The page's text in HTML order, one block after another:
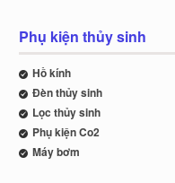
Phụ kiện thủy sinh
Hồ kính
Đèn thủy sinh
Lọc thủy sinh
Phụ kiện Co2
Máy bơm